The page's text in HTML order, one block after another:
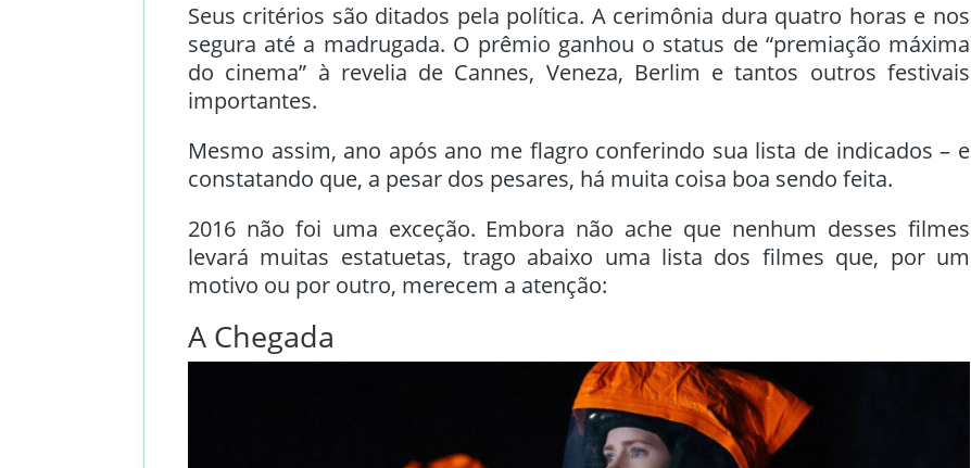
Seus critérios são ditados pela política. A cerimônia dura quatro horas e nos
segura até a madrugada. O prêmio ganhou o status de “premiação máxima
do cinema” à revelia de Cannes, Veneza, Berlim e tantos outros festivais
importantes.
Mesmo assim, ano após ano me flagro conferindo sua lista de indicados – e
constatando que, a pesar dos pesares, há muita coisa boa sendo feita.
2016 não foi uma exceção. Embora não ache que nenhum desses filmes
levará muitas estatuetas, trago abaixo uma lista dos filmes que, por um
motivo ou por outro, merecem a atenção:
A Chegada